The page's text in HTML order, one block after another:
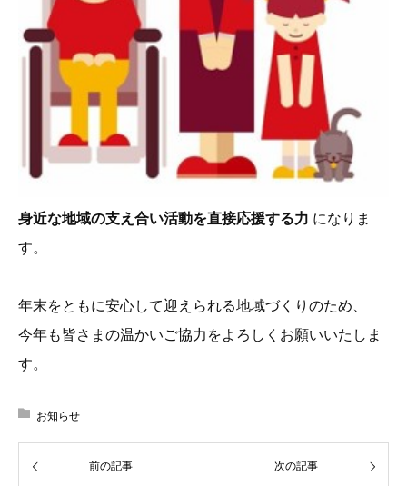
身近な地域の支え合い活動を直接応援する力 になりま
す。
年末をともに安心して迎えられる地域づくりのため、
今年も皆さまの温かいご協力をよろしくお願いいたしま
す。
お知らせ
前の記事 次の記事